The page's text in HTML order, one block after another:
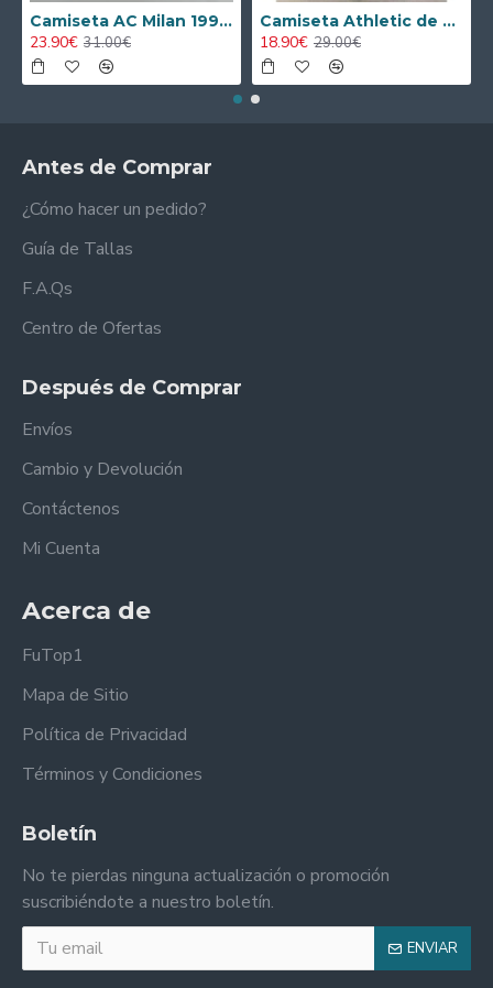
Camiseta AC Milan 1995/1996 Local Retro
23.90€ 31.00€
Camiseta Athletic de Bilbao 2024/2025 Alternativo Niño Kit
18.90€ 29.00€
Antes de Comprar
¿Cómo hacer un pedido?
Guía de Tallas
F.A.Qs
Centro de Ofertas
Después de Comprar
Envíos
Cambio y Devolución
Contáctenos
Mi Cuenta
Acerca de
FuTop1
Mapa de Sitio
Política de Privacidad
Términos y Condiciones
Boletín
No te pierdas ninguna actualización o promoción
suscribiéndote a nuestro boletín.
ENVIAR